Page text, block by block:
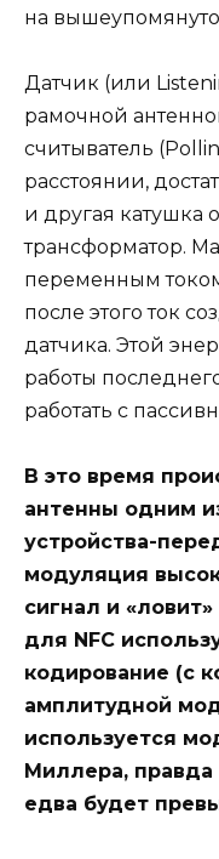
на
Датчик (или
рамочной
считыватель
расстоянии,
и другая катушка
трансформатор.
переменным
после этого ток
датчика. Этой
работы
работать с
В это время
антенны одним
устройства-
модуляция
сигнал и
для NFC
кодирование (с
амплитудной
используется
Миллера, правда
едва будет